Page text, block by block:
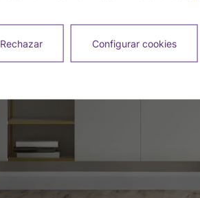
Rechazar Configurar cookies